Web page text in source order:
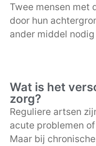
Twee mensen met
door hun
ander middel
Wat is het
zorg?
Reguliere artsen
acute problemen
Maar bij